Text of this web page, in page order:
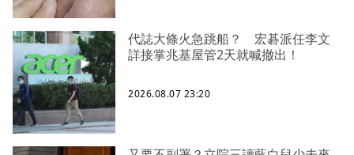
代誌大條火急跳船？ 宏碁派任李文
詳接掌兆基屋管2天就喊撤出！
2026.08.07 23:20